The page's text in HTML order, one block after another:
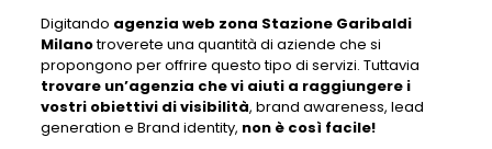
Digitando agenzia web zona Stazione Garibaldi
Milanotroverete una quantità di aziende che si
propongono per offrire questo tipo di servizi. Tuttavia
trovare un’agenzia che vi aiuti a raggiungere i
vostri obiettivi di visibilità, brand awareness, lead
generation e Brand identity, non è così facile!